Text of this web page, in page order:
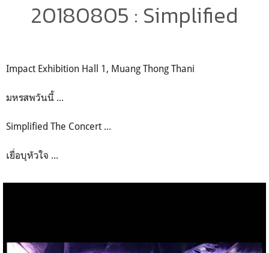
20180805 : Simplified
Impact Exhibition Hall 1, Muang Thong Thani
มหรสพวันนี้ ...
Simplified The Concert ...
เยื่อบุหัวใจ ...